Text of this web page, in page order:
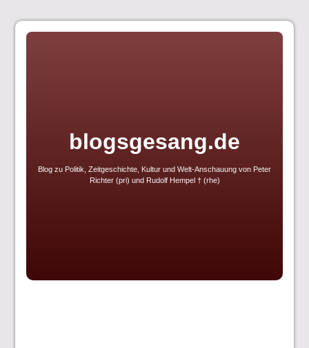
Skip
blogsgesang.de
Blog zu Politik, Zeitgeschichte, Kultur und Welt-Anschauung von Peter
Richter (pri) und Rudolf Hempel † (rhe)